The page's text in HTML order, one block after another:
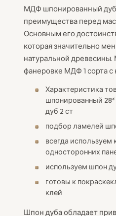
МДФ шпонированный
преимущества перед
Основным его
которая значительно
натуральной
фанеровке МДФ 1 сорта с
Характеристика
шпонированный
дуб 2 ст
подбор ламелей
всегда используем
односторонних
используем шпон
готовы к
клей
Шпон дуба обладает